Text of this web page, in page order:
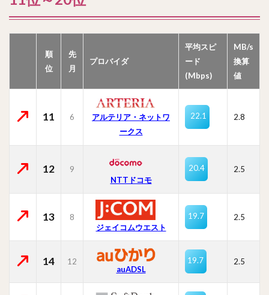
順
位
先
月
プロバイダ
平均スピ
ード
(Mbps)
MB/s
換算
値
11 6
アルテリア・ネットワ
ークス
22.1 2.8
12
9
NTTドコモ
20.4 2.5
13
8
ジェイコムウエスト
19.7 2.5
14
12
auADSL
19.7 2.5